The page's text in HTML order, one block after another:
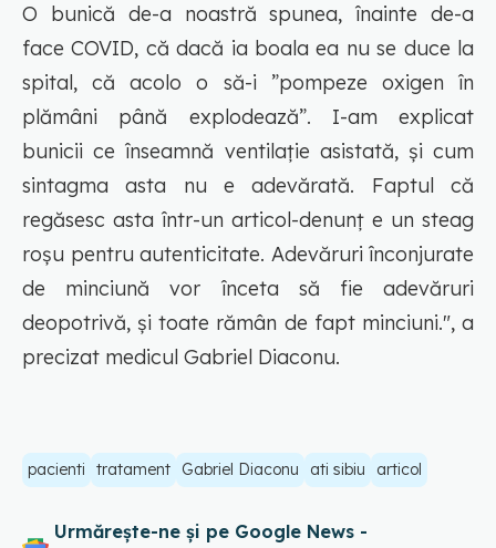
O bunică de-a noastră spunea, înainte de-a
face COVID, că dacă ia boala ea nu se duce la
spital, că acolo o să-i ”pompeze oxigen în
plămâni până explodează”. I-am explicat
bunicii ce înseamnă ventilație asistată, și cum
sintagma asta nu e adevărată. Faptul că
regăsesc asta într-un articol-denunț e un steag
roșu pentru autenticitate. Adevăruri înconjurate
de minciună vor înceta să fie adevăruri
deopotrivă, și toate rămân de fapt minciuni.", a
precizat medicul Gabriel Diaconu.
pacienti tratament Gabriel Diaconu ati sibiu articol
Urmărește-ne și pe Google News -